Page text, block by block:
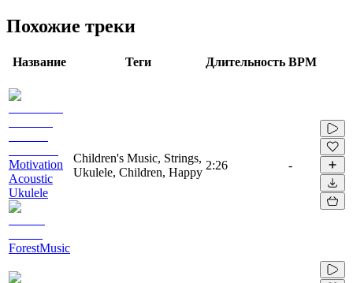
Похожие треки
Название Теги Длительность BPM
Motivation
Acoustic
Ukulele
ForestMusic
Children's Music, Strings,
Ukulele, Children, Happy
2:26 -